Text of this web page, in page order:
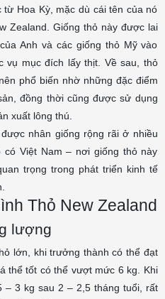
Hoa Kỳ, mặc dù cái tên của nó
Zealand. Giống thỏ này được lai
Anh và các giống thỏ Mỹ vào
vụ mục đích lấy thịt. Về sau, thỏ
phổ biến nhờ những đặc điểm
đồng thời cũng được sử dụng
xuất lông thú.
nhân giống rộng rãi ở nhiều
Việt Nam – nơi giống thỏ này
trọng trong phát triển kinh tế
Thỏ New Zealand
lượng
lớn, khi trưởng thành có thể đạt
thể tốt có thể vượt mức 6 kg. Khi
– 3 kg sau 2 – 2,5 tháng tuổi, rất